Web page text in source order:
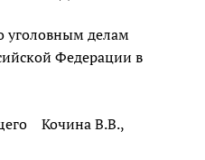
уголовным делам
Федерации в
Кочина В.В.,